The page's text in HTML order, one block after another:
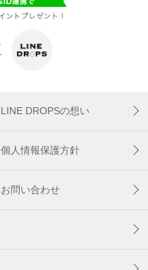
LINE DROPSの想い
個人情報保護方針
お問い合わせ